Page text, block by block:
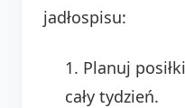
jadłospisu:
Planuj
cały tydzień.